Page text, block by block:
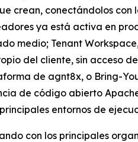
crean, conectándolos con
ya está activa en
medio; Tenant
del cliente, sin acceso
de agnt8x, o Bring-
de código abierto
entornos de
con los principales